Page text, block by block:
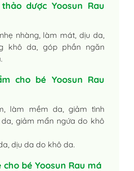
dược Yoosun Rau
nhàng, làm mát, dịu da,
khô da, góp phần ngăn
cho bé Yoosun Rau
làm mềm da, giảm tình
giảm mẩn ngứa do khô
dịu da do khô da.
cho bé Yoosun Rau má